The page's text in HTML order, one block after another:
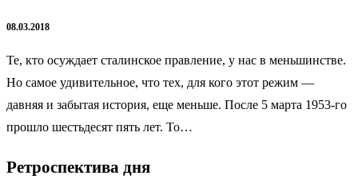
08.03.2018
Те, кто осуждает сталинское правление, у нас в меньшинстве.
Но самое удивительное, что тех, для кого этот режим —
давняя и забытая история, еще меньше. После 5 марта 1953-го
прошло шестьдесят пять лет. То…
Ретроспектива дня